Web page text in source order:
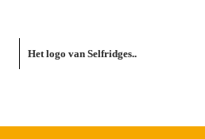
Het logo van Selfridges..